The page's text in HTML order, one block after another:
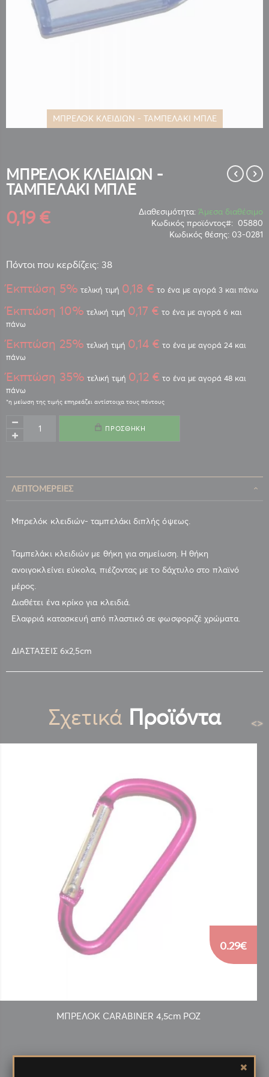
ΜΠΡΕΛΟΚ ΚΛΕΙΔΙΩΝ - ΤΑΜΠΕΛΑΚΙ ΜΠΛΕ
της
συλλογής
εικόνων
ΜΠΡΕΛΟΚ ΚΛΕΙΔΙΩΝ -
ΤΑΜΠΕΛΑΚΙ ΜΠΛΕ
0,19 € Διαθεσιμότητα: Άμεσα διαθέσιμο
Κωδικός προϊόντος
05880
Κωδικός θέσης: 03-0281
Πόντοι που κερδίζεις: 38
Έκπτώση 5% τελική τιμή 0,18 € το ένα με αγορά 3 και πάνω
Έκπτώση 10% τελική τιμή 0,17 € το ένα με αγορά 6 και
πάνω
Έκπτώση 25% τελική τιμή 0,14 € το ένα με αγορά 24 και
πάνω
Έκπτώση 35% τελική τιμή 0,12 € το ένα με αγορά 48 και
πάνω
ΠΡΟΣΘΉΚΗ
ΛΕΠΤΟΜΈΡΕΙΕΣ
Μπρελόκ κλειδιών- ταμπελάκι διπλής όψεως.
Ταμπελάκι κλειδιών με θήκη για σημείωση. Η θήκη
ανοιγοκλείνει εύκολα, πιέζοντας με το δάχτυλο στο πλαϊνό
μέρος.
Διαθέτει ένα κρίκο για κλειδιά.
Ελαφριά κατασκευή από πλαστικό σε φωσφοριζέ χρώματα.
ΔΙΑΣΤΑΣΕΙΣ 6x2,5cm
Σχετικά Προϊόντα
ΜΠΡΕΛΟΚ CARABINER 4,5cm ΡΟΖ
0.29€
<>